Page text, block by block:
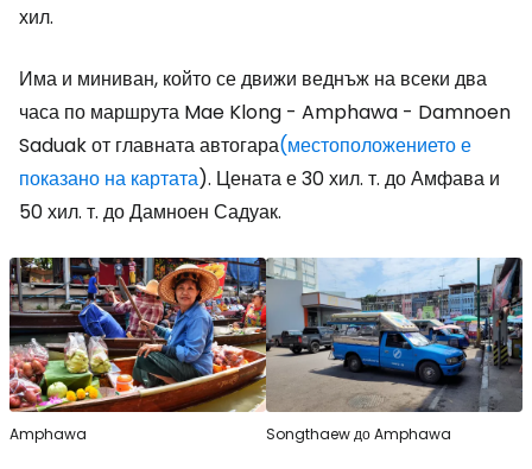
хил.
Има и миниван, който се движи веднъж на всеки два
часа по маршрута Mae Klong - Amphawa - Damnoen
Saduak от главната автогара(местоположението е
показано на картата). Цената е 30 хил. т. до Амфава и
50 хил. т. до Дамноен Садуак.
Amphawa Songthaew до Amphawa